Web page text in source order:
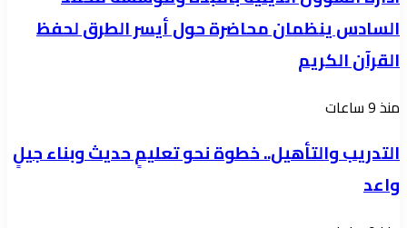
الحرب
تعكس
احترامها
العميق
الشعب
السوداني
بامبدة
ومؤسسة
السادس
ينظمان
محاضرة
حول
أيسر
السادس ينظمان محاضرة حول أيسر الطرق لحفظ
القرآن الكريم
التدريب
خطوة
نحو
منذ 9 ساعات
التدريب والتأهيل.. خطوة نحو تعليمٍ حديث وبناء جيلٍ
واعد